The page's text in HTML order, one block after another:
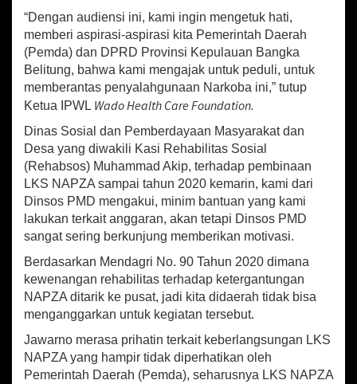
“Dengan audiensi ini, kami ingin mengetuk hati,
memberi aspirasi-aspirasi kita Pemerintah Daerah
(Pemda) dan DPRD Provinsi Kepulauan Bangka
Belitung, bahwa kami mengajak untuk peduli, untuk
memberantas penyalahgunaan Narkoba ini,” tutup
Ketua IPWL Wado Health Care Foundation.
Dinas Sosial dan Pemberdayaan Masyarakat dan
Desa yang diwakili Kasi Rehabilitas Sosial
(Rehabsos) Muhammad Akip, terhadap pembinaan
LKS NAPZA sampai tahun 2020 kemarin, kami dari
Dinsos PMD mengakui, minim bantuan yang kami
lakukan terkait anggaran, akan tetapi Dinsos PMD
sangat sering berkunjung memberikan motivasi.
Berdasarkan Mendagri No. 90 Tahun 2020 dimana
kewenangan rehabilitas terhadap ketergantungan
NAPZA ditarik ke pusat, jadi kita didaerah tidak bisa
menganggarkan untuk kegiatan tersebut.
Jawarno merasa prihatin terkait keberlangsungan LKS
NAPZA yang hampir tidak diperhatikan oleh
Pemerintah Daerah (Pemda), seharusnya LKS NAPZA